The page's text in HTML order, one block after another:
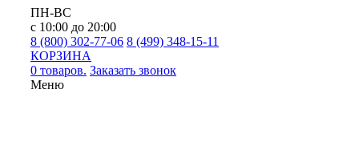
ПН-ВС
с 10:00 до 20:00
8 (800) 302-77-06 8 (499) 348-15-11
КОРЗИНА
0 товаров. Заказать звонок
Меню